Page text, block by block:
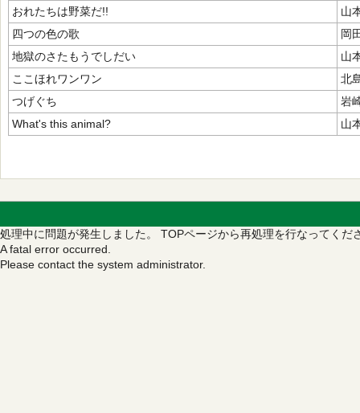
おれたちは野菜だ!!
山
四つの色の歌
岡
地獄のさたもうでしだい
山
ここほれワンワン
北
つげぐち
岩
What's this animal?
山
処理中に問題が発生しました。 TOPページから再処理を行なってくだ
A fatal error occurred.
Please contact the system administrator.